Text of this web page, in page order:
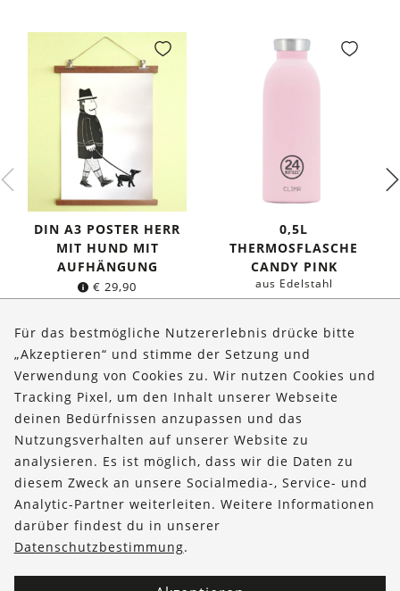
DIN A3 POSTER HERR
MIT HUND MIT
AUFHÄNGUNG
€ 29,90
0,5L
THERMOSFLASCHE
CANDY PINK
aus Edelstahl
€34,95Ursprünglicher
€29,95
Über uns
Bestellungen
Kontakt & Hilfe
FOLLOW US
Für das bestmögliche Nutzererlebnis drücke bitte
„Akzeptieren“ und stimme der Setzung und
Verwendung von Cookies zu. Wir nutzen Cookies und
Tracking Pixel, um den Inhalt unserer Webseite
deinen Bedürfnissen anzupassen und das
Nutzungsverhalten auf unserer Website zu
analysieren. Es ist möglich, dass wir die Daten zu
diesem Zweck an unsere Socialmedia-, Service- und
Analytic-Partner weiterleiten. Weitere Informationen
darüber findest du in unserer
Datenschutzbestimmung.